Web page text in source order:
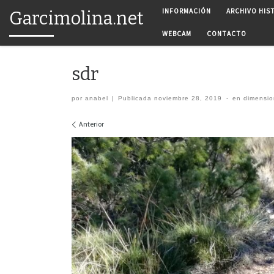
Saltar al contenido
Garcimolina.net INFORMACIÓN ARCHIVO
WEBCAM CONTACTO
sdr
por anabel | Publicadanoviembre 28, 2019 - en
Navegación de imágenes
Anterior